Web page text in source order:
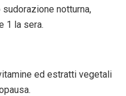
notturna,
1 la sera.
ed estratti vegetali